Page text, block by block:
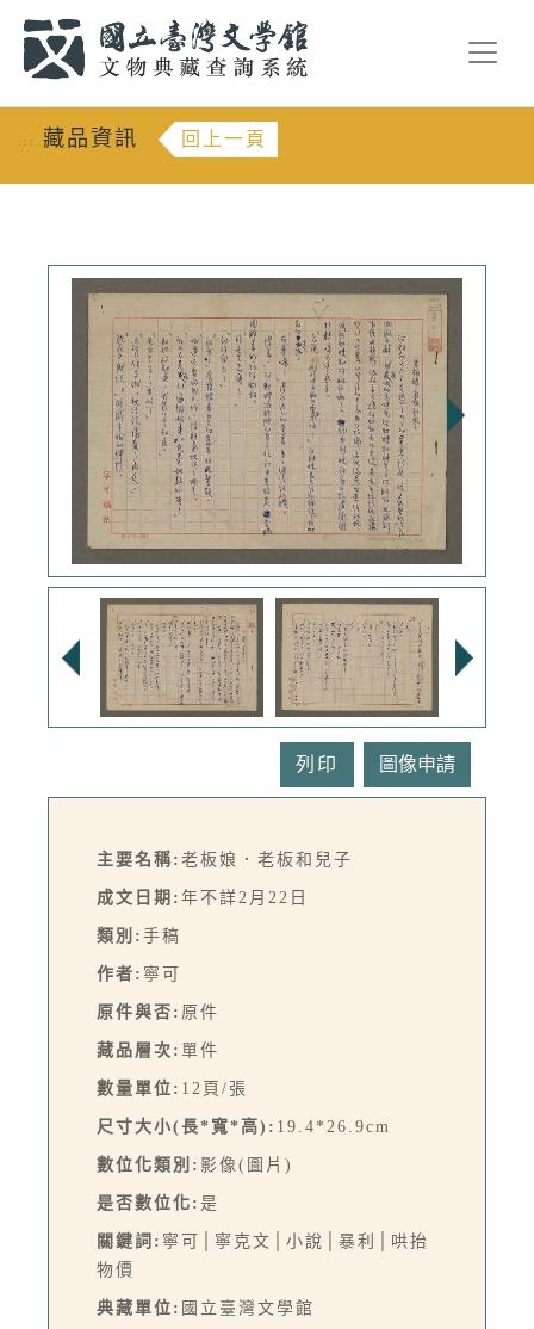
::: 藏品資訊 回上一頁
列印
主要名稱: 老板娘．老板和兒子
成文日期: 年不詳2月22日
類別: 手稿
作者: 寧可
原件與否: 原件
藏品層次: 單件
數量單位: 12頁/張
尺寸大小(長*寬*高): 19.4*26.9cm
數位化類別: 影像(圖片)
是否數位化: 是
關鍵詞: 寧可│寧克文│小說│暴利│哄抬
物價
典藏單位: 國立臺灣文學館